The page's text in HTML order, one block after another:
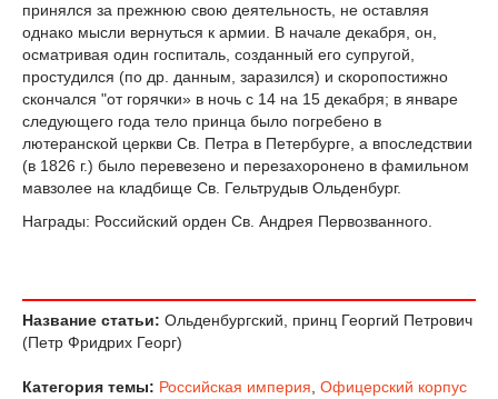
принялся за прежнюю свою деятельность, не оставляя
однако мысли вернуться к армии. В начале декабря, он,
осматривая один госпиталь, созданный его супругой,
простудился (по др. данным, заразился) и скоропостижно
скончался "от горячки» в ночь с 14 на 15 декабря; в январе
следующего года тело принца было погребено в
лютеранской церкви Св. Петра в Петербурге, а впоследствии
(в 1826 г.) было перевезено и перезахоронено в фамильном
мавзолее на кладбище Св. Гельтрудыв Ольденбург.
Награды: Российский орден Св. Андрея Первозванного.
Название статьи: Ольденбургский, принц Георгий Петрович
(Петр Фридрих Георг)
Категория темы: Российская империя Офицерский корпус